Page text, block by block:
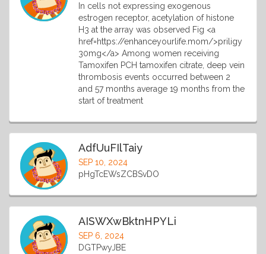
In cells not expressing exogenous
estrogen receptor, acetylation of histone
H3 at the array was observed Fig <a
href=https://enhanceyourlife.mom/>priligy
30mg</a> Among women receiving
Tamoxifen PCH tamoxifen citrate, deep vein
thrombosis events occurred between 2
and 57 months average 19 months from the
start of treatment
AdfUuFIlTaiy
SEP 10, 2024
pHgTcEWsZCBSvDO
AISWXwBktnHPYLi
SEP 6, 2024
DGTPwyJBE